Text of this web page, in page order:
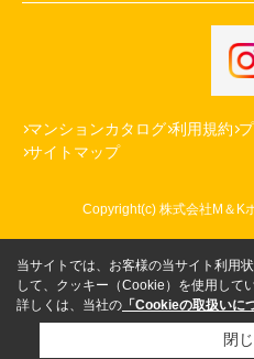
マンションカタログ 利用規約
サイトマップ
Copyright(c) 株式会社M＆K
当サイトでは、お客様の当サイト利用
して、クッキー（Cookie）を使用してい
詳しくは、当社の 「Cookieの取扱いに
閉